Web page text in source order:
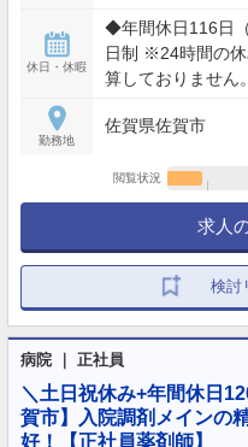
労働時間制＞ 変
間：169時間 週
休日・休暇
◆年間休日116日
日制 ※24時間の
算しておりません
産前休暇：6週
◆特別休暇：本人
者が出産すると
勤務地
佐賀県佐賀市
閲覧状況
求人
検討
病院 ｜ 正社員
＼土日祝休み+年間休日
賀市】入院調剤メインの
好！【正社員薬剤師】